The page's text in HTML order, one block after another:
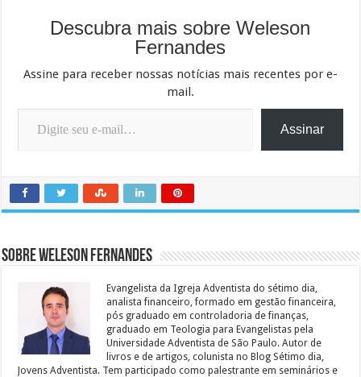
Descubra mais sobre Weleson
Fernandes
Assine para receber nossas notícias mais recentes por e-
mail.
Digite seu e-mail…
Assinar
Sobre Weleson Fernandes
Evangelista da Igreja Adventista do sétimo dia,
analista financeiro, formado em gestão financeira,
pós graduado em controladoria de finanças,
graduado em Teologia para Evangelistas pela
Universidade Adventista de São Paulo. Autor de
livros e de artigos, colunista no Blog Sétimo dia,
Jovens Adventista. Tem participado como palestrante em seminários e